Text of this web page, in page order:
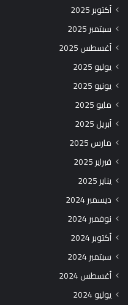
أكتوبر 2025
سبتمبر 2025
أغسطس 2025
يوليو 2025
يونيو 2025
مايو 2025
أبريل 2025
مارس 2025
فبراير 2025
يناير 2025
ديسمبر 2024
نوفمبر 2024
أكتوبر 2024
سبتمبر 2024
أغسطس 2024
يوليو 2024